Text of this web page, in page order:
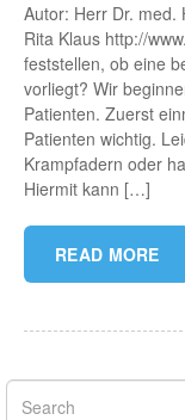
Autor: Herr Dr. med.
Rita Klaus http://
feststellen, ob eine
vorliegt? Wir
Patienten. Zuerst
Patienten wichtig.
Krampfadern oder
Hiermit kann […]
READ MORE